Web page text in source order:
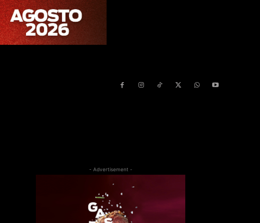
- Advertisement -